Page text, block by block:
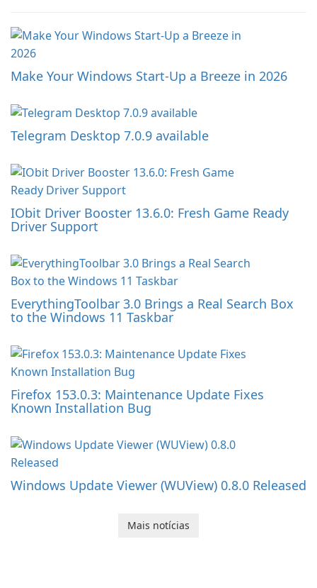
Make Your Windows Start-Up a Breeze in 2026
Telegram Desktop 7.0.9 available
IObit Driver Booster 13.6.0: Fresh Game Ready
Driver Support
EverythingToolbar 3.0 Brings a Real Search Box
to the Windows 11 Taskbar
Firefox 153.0.3: Maintenance Update Fixes
Known Installation Bug
Windows Update Viewer (WUView) 0.8.0 Released
Mais notícias